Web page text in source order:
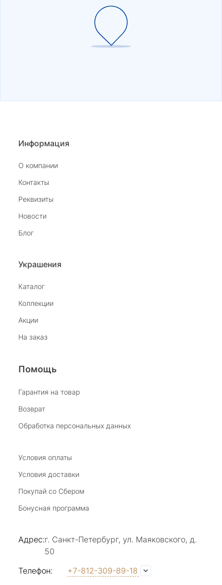
Информация
О компании
Контакты
Реквизиты
Новости
Блог
Украшения
Каталог
Коллекции
Акции
На заказ
Помощь
Гарантия на товар
Возврат
Обработка персональных данных
Условия оплаты
Условия доставки
Покупай со Сбером
Бонусная программа
Адрес:г. Санкт-Петербург, ул. Маяковского, д.
50
Телефон:
+7-812-309-89-18